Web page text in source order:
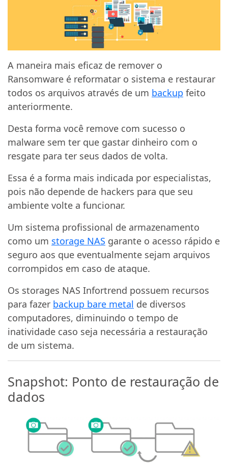
A maneira mais eficaz de remover o
Ransomware é reformatar o sistema e restaurar
todos os arquivos através de um backup feito
anteriormente.
Desta forma você remove com sucesso o
malware sem ter que gastar dinheiro com o
resgate para ter seus dados de volta.
Essa é a forma mais indicada por especialistas,
pois não depende de hackers para que seu
ambiente volte a funcionar.
Um sistema profissional de armazenamento
como um storage NAS garante o acesso rápido e
seguro aos que eventualmente sejam arquivos
corrompidos em caso de ataque.
Os storages NAS Infortrend possuem recursos
para fazer backup bare metal de diversos
computadores, diminuindo o tempo de
inatividade caso seja necessária a restauração
de um sistema.
Snapshot: Ponto de restauração de
dados